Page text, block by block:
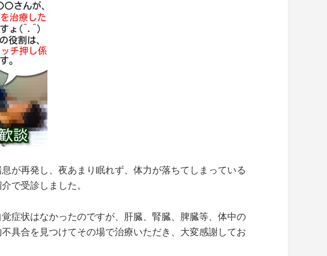
が再発し、夜あまり眠れず、体力が落ちてしまっている
で受診しました。
症状はなかったのですが、肝臓、腎臓、脾臓等、体中の
具合を見つけてその場で治療いただき、大変感謝してお